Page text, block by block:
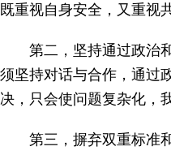
既重视自身安全，又重视
第二，坚持通过政治和
须坚持对话与合作，通过
决，只会使问题复杂化，
第三，摒弃双重标准和